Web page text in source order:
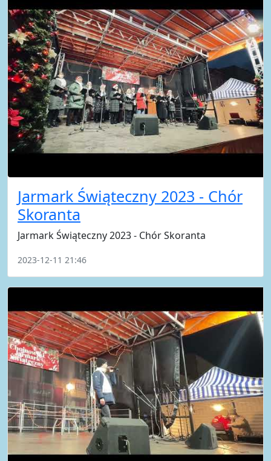
Jarmark Świąteczny 2023 - Chór
Skoranta
Jarmark Świąteczny 2023 - Chór Skoranta
2023-12-11 21:46